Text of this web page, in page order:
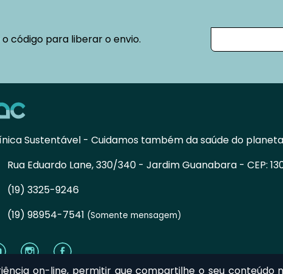
o código para liberar o envio.
Sustentável - Cuidamos também da saúde do planeta
Rua Eduardo Lane, 330/340 - Jardim Guanabara - CEP:
(19) 3325-9246
(19) 98954-7541 (Somente mensagem)
on-line, permitir que compartilhe o seu conteúdo